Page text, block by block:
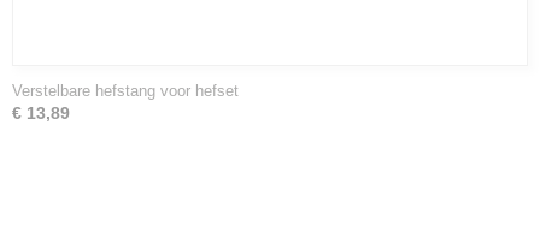
Verstelbare hefstang voor hefset
€ 13,89